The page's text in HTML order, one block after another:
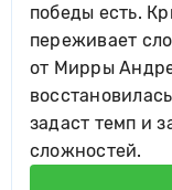
победы есть.
переживает
от Мирры
задаст темп и
сложностей.